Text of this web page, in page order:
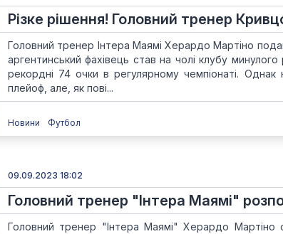
Різке рішення! Головний тренер
Головний тренер Інтера Маямі Херардо Мартіно
аргентинський фахівець став на чолі клубу
рекордні 74 очки в регулярному чемпіонаті. Однак
плейоф, але, як пові...
Новини Футбол
09.09.2023 18:02
Головний тренер "Інтера Маямі"
Головний тренер "Інтера Маямі" Херардо